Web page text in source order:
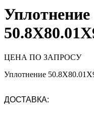
Уплотнение
ЦЕНА ПО ЗАПРОСУ
Уплотнение
ДОСТАВКА: